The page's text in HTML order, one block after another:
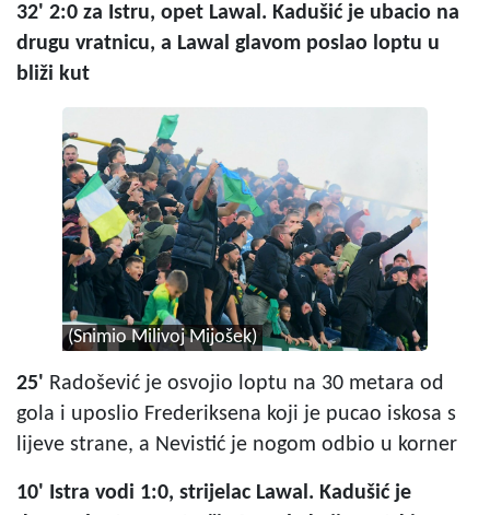
32' 2:0 za Istru, opet Lawal. Kadušić je ubacio na
drugu vratnicu, a Lawal glavom poslao loptu u
bliži kut
(Snimio Milivoj Mijošek)
25' Radošević je osvojio loptu na 30 metara od
gola i uposlio Frederiksena koji je pucao iskosa s
lijeve strane, a Nevistić je nogom odbio u korner
10' Istra vodi 1:0, strijelac Lawal. Kadušić je